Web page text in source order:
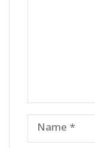
Name